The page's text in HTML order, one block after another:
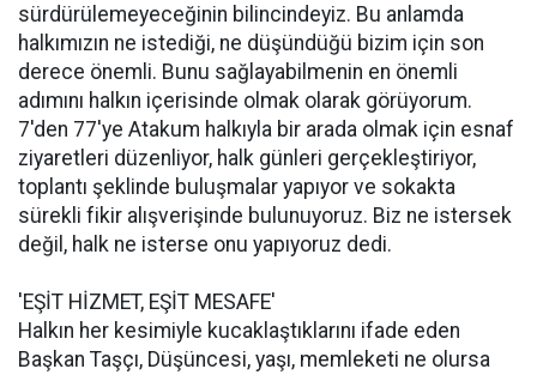
sürdürülemeyeceğinin bilincindeyiz. Bu anlamda
halkımızın ne istediği, ne düşündüğü bizim için son
derece önemli. Bunu sağlayabilmenin en önemli
adımını halkın içerisinde olmak olarak görüyorum.
7'den 77'ye Atakum halkıyla bir arada olmak için esnaf
ziyaretleri düzenliyor, halk günleri gerçekleştiriyor,
toplantı şeklinde buluşmalar yapıyor ve sokakta
sürekli fikir alışverişinde bulunuyoruz. Biz ne istersek
değil, halk ne isterse onu yapıyoruz dedi.
'EŞİT HİZMET, EŞİT MESAFE'
Halkın her kesimiyle kucaklaştıklarını ifade eden
Başkan Taşçı, Düşüncesi, yaşı, memleketi ne olursa